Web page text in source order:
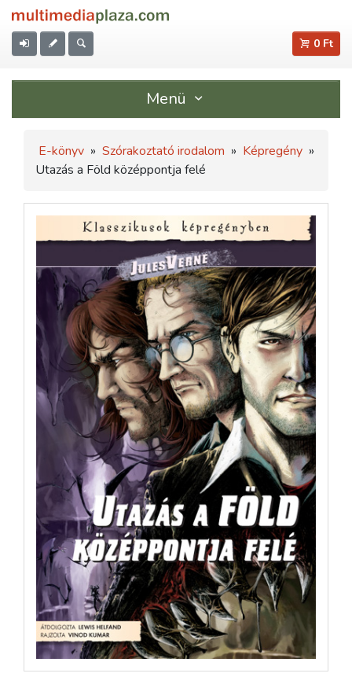
0 Ft
Menü
E-könyv » Szórakoztató irodalom » Képregény »
Utazás a Föld középpontja felé